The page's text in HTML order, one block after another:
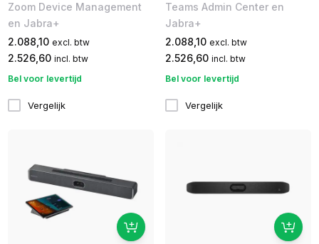
Zoom Device Management
en Jabra+
2.088,10 excl. btw
2.526,60 incl. btw
Bel voor levertijd
Vergelijk
Teams Admin Center en
Jabra+
2.088,10 excl. btw
2.526,60 incl. btw
Bel voor levertijd
Vergelijk